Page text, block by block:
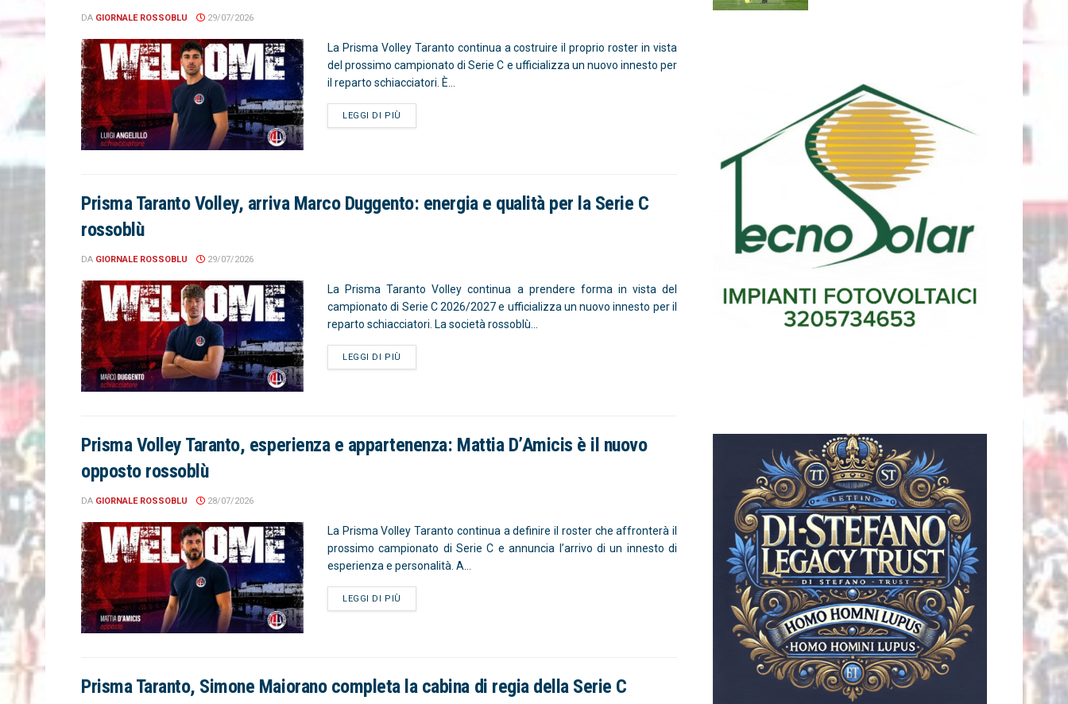
DA GIORNALE ROSSOBLU 29/07/2026
La Prisma Volley Taranto continua a costruire il proprio roster in vista
del prossimo campionato di Serie C e ufficializza un nuovo innesto per
il reparto schiacciatori. È...
LEGGI DI PIÙ
Prisma Taranto Volley, arriva Marco Duggento: energia e qualità per la Serie C
rossoblù
DA GIORNALE ROSSOBLU 29/07/2026
La Prisma Taranto Volley continua a prendere forma in vista del
campionato di Serie C 2026/2027 e ufficializza un nuovo innesto per il
reparto schiacciatori. La società rossoblù...
LEGGI DI PIÙ
Prisma Volley Taranto, esperienza e appartenenza: Mattia D’Amicis è il nuovo
opposto rossoblù
DA GIORNALE ROSSOBLU 28/07/2026
La Prisma Volley Taranto continua a definire il roster che affronterà il
prossimo campionato di Serie C e annuncia l’arrivo di un innesto di
esperienza e personalità. A...
LEGGI DI PIÙ
Prisma Taranto, Simone Maiorano completa la cabina di regia della Serie C